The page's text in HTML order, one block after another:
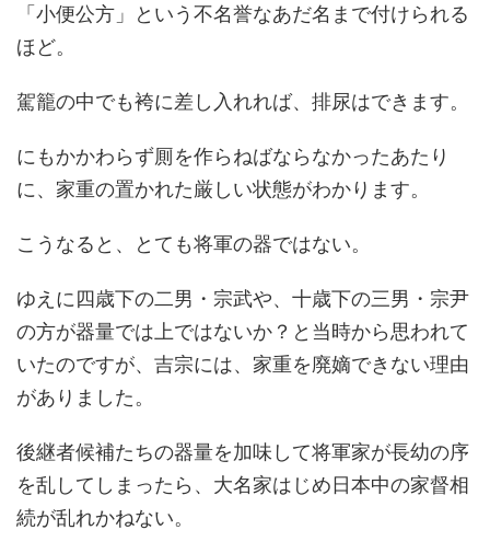
「小便公方」という不名誉なあだ名まで付けられる
ほど。
駕籠の中でも袴に差し入れれば、排尿はできます。
にもかかわらず厠を作らねばならなかったあたり
に、家重の置かれた厳しい状態がわかります。
こうなると、とても将軍の器ではない。
ゆえに四歳下の二男・宗武や、十歳下の三男・宗尹
の方が器量では上ではないか？と当時から思われて
いたのですが、吉宗には、家重を廃嫡できない理由
がありました。
後継者候補たちの器量を加味して将軍家が長幼の序
を乱してしまったら、大名家はじめ日本中の家督相
続が乱れかねない。